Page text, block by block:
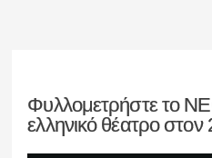
Φυλλομετρήστε το
ελληνικό θέατρο